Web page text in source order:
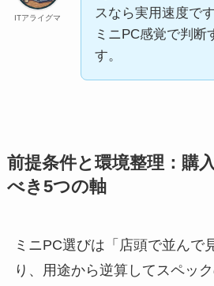
ITアライグマ
スなら実用速度で
ミニPC感覚で判断
す。
前提条件と環境整理：購
べき5つの軸
ミニPC選びは「店頭で並んで
り、用途から逆算してスペッ